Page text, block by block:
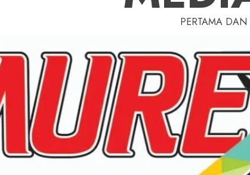
PERTAMA DAN